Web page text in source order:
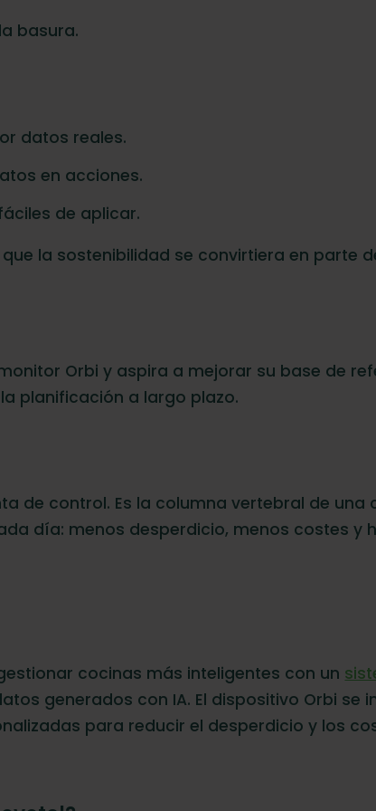
basura.
datos reales.
en acciones.
de aplicar.
la sostenibilidad se convirtiera en parte
Orbi y aspira a mejorar su base de
planificación a largo plazo.
de control. Es la columna vertebral de una
día: menos desperdicio, menos costes y
cocinas más inteligentes con un
generados con IA. El dispositivo Orbi se
para reducir el desperdicio y los